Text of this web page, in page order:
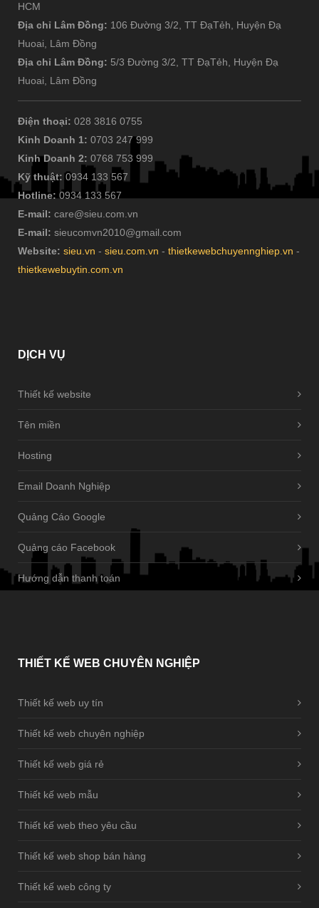
HCM
Địa chỉ Lâm Đồng: 106 Đường 3/2, TT ĐạTẻh, Huyện Đạ
Huoai, Lâm Đồng
Địa chỉ Lâm Đồng: 5/3 Đường 3/2, TT ĐạTẻh, Huyện Đạ
Huoai, Lâm Đồng
Điện thoại: 028 3816 0755
Kinh Doanh 1: 0703 247 999
Kinh Doanh 2: 0768 753 999
Kỹ thuật: 0934 133 567
Hotline: 0934 133 567
E-mail: care@sieu.com.vn
E-mail: sieucomvn2010@gmail.com
Website: sieu.vn - sieu.com.vn - thietkewebchuyennghiep.vn -
thietkewebuytin.com.vn
DỊCH VỤ
Thiết kế website
Tên miền
Hosting
Email Doanh Nghiệp
Quảng Cáo Google
Quảng cáo Facebook
Hướng dẫn thanh toán
THIẾT KẾ WEB CHUYÊN NGHIỆP
Thiết kế web uy tín
Thiết kế web chuyên nghiệp
Thiết kế web giá rẻ
Thiết kế web mẫu
Thiết kế web theo yêu cầu
Thiết kế web shop bán hàng
Thiết kế web công ty